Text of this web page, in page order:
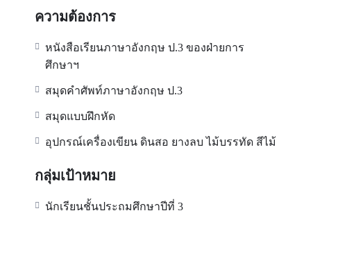
ความต้องการ
หนังสือเรียนภาษาอังกฤษ ป.3 ของฝ่ายการ
ศึกษาฯ
สมุดคำศัพท์ภาษาอังกฤษ ป.3
สมุดแบบฝึกหัด
อุปกรณ์เครื่องเขียน ดินสอ ยางลบ ไม้บรรทัด สีไม้
กลุ่มเป้าหมาย
นักเรียนชั้นประถมศึกษาปีที่ 3